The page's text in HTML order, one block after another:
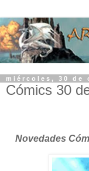
miércoles, 30 de
Cómics 30
Novedades